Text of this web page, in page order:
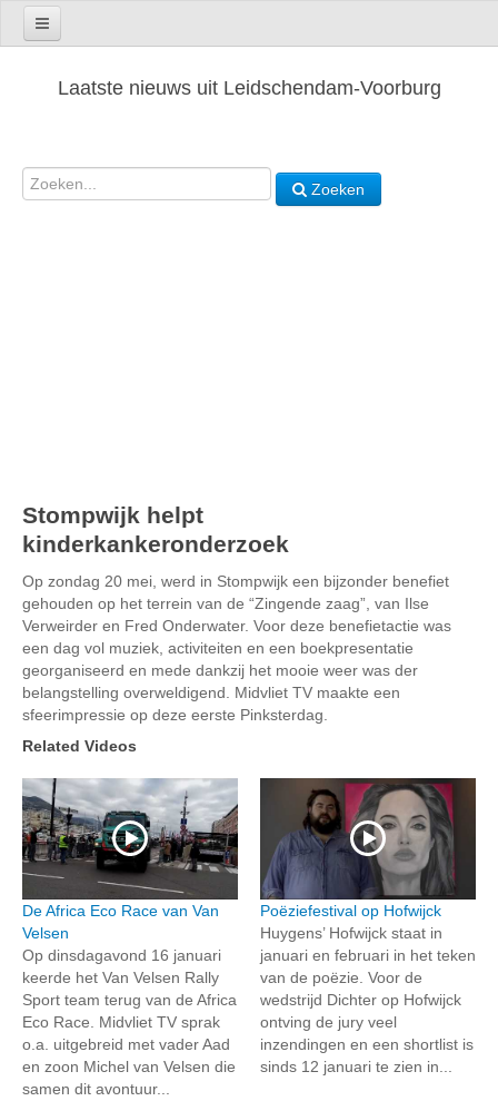
Laatste nieuws uit Leidschendam-Voorburg
Zoeken
Stompwijk helpt
kinderkankeronderzoek
Op zondag 20 mei, werd in Stompwijk een bijzonder benefiet
gehouden op het terrein van de “Zingende zaag”, van Ilse
Verweirder en Fred Onderwater. Voor deze benefietactie was
een dag vol muziek, activiteiten en een boekpresentatie
georganiseerd en mede dankzij het mooie weer was der
belangstelling overweldigend. Midvliet TV maakte een
sfeerimpressie op deze eerste Pinksterdag.
Related Videos
De Africa Eco Race van Van
Velsen
Op dinsdagavond 16 januari
keerde het Van Velsen Rally
Sport team terug van de Africa
Eco Race. Midvliet TV sprak
o.a. uitgebreid met vader Aad
en zoon Michel van Velsen die
samen dit avontuur...
Poëziefestival op Hofwijck
Huygens’ Hofwijck staat in
januari en februari in het teken
van de poëzie. Voor de
wedstrijd Dichter op Hofwijck
ontving de jury veel
inzendingen en een shortlist is
sinds 12 januari te zien in...